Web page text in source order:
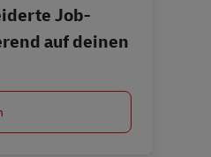
Job-
auf deinen